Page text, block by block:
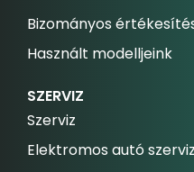
Bizományos
Használt modelljeink
SZERVIZ
Szerviz
Elektromos autó szerviz